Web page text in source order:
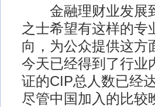
金融理财业发展到
之士希望有这样的专
向，为公众提供这方
今天已经得到了行业
证的CIP总人数已经
尽管中国加入的比较